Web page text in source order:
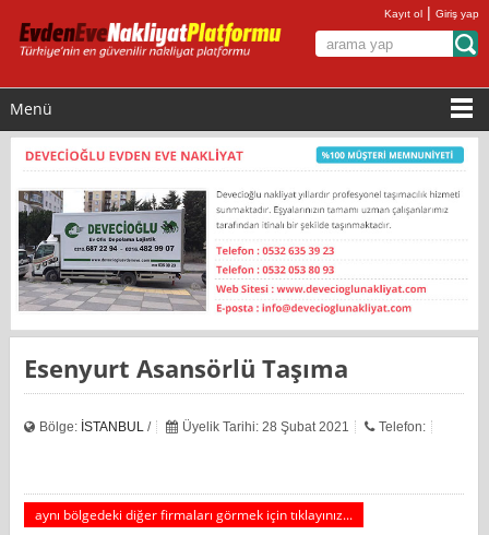
Kayıt ol |Giriş yap
Menü
Esenyurt Asansörlü Taşıma
Bölge: İSTANBUL / Üyelik Tarihi: 28 Şubat 2021 Telefon:
aynı bölgedeki diğer firmaları görmek için tıklayınız...